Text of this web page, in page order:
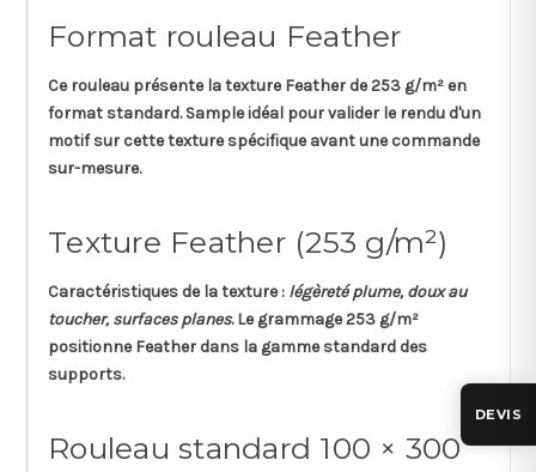
Format rouleau Feather
Ce rouleau présente la textureFeather de253 g/m² en
format standard. Sample idéal pour valider le rendu d'un
motif sur cette texture spécifique avant une commande
sur-mesure.
Texture Feather (253 g/m²)
Caractéristiques de la texture : légèreté plume, doux au
toucher, surfaces planes. Le grammage 253 g/m²
positionne Feather dans la gamme standard des
supports.
Rouleau standard 100 × 300
DEVIS